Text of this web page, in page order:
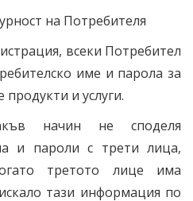
на Потребителя
всеки Потребител
име и парола за
и услуги.
начин не споделя
и пароли с трети лица,
третото лице има
тази информация по